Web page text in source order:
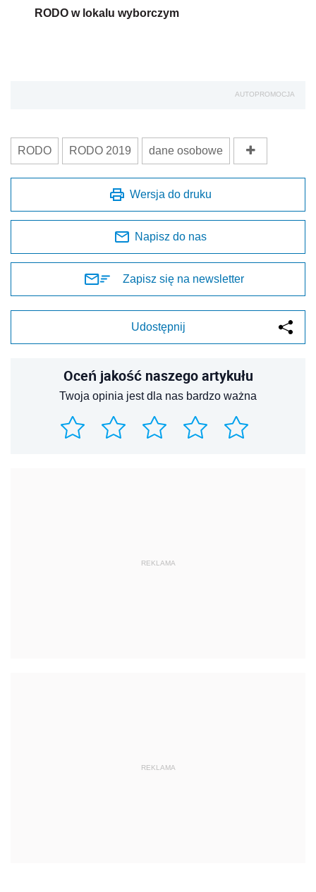
RODO w lokalu wyborczym
AUTOPROMOCJA
RODO RODO 2019 dane osobowe
Wersja do druku
Napisz do nas
Zapisz się na newsletter
Udostępnij
Oceń jakość naszego artykułu
Twoja opinia jest dla nas bardzo ważna
REKLAMA
REKLAMA